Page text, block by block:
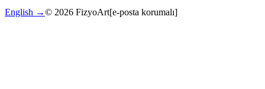
English →© 2026 FizyoArt[e-posta korumalı]